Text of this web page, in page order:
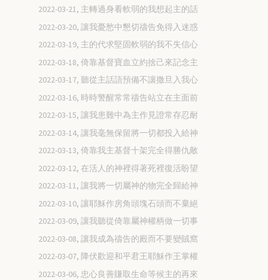
2022-03-21, 主轉過身看軟弱的我想起主的話
2022-03-20, 讓我憂愁中懇切禱告免得入迷惑
2022-03-19, 主的代求堅固軟弱的我不失信心
2022-03-18, 倚靠基督寶血立約捨己來記念主
2022-03-17, 聽從主話語預備不讓撒旦入我心
2022-03-16, 時時警醒常常禱告站立在主面前
2022-03-15, 讓我患難中為主作見證常存忍耐
2022-03-14, 讓我毫無保留將一切都投入給神
2022-03-13, 倚靠我主基督十架完全得勝仇敵
2022-03-12, 在活人的神裡得著死裡復活盼望
2022-03-11, 讓我將一切屬神的物完全歸給神
2022-03-10, 讓耶穌作房角頭塊石頭而不棄絕
2022-03-09, 讓我聽從倚靠屬神權柄做一切事
2022-03-08, 讓我成為禱告的殿而不要變賊窩
2022-03-07, 降伏歡迎和平君王耶穌作王掌權
2022-03-06, 忠心良善賺取生命等候主的再來